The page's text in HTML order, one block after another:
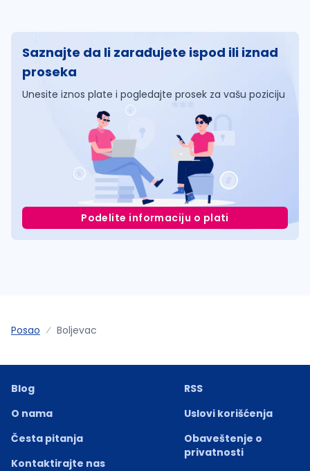
Saznajte da li zarađujete ispod ili iznad
proseka
Unesite iznos plate i pogledajte prosek za vašu poziciju
Podelite informaciju o plati
Posao Boljevac
Blog
O nama
Česta pitanja
Kontaktirajte nas
RSS
Uslovi korišćenja
Obaveštenje o
privatnosti